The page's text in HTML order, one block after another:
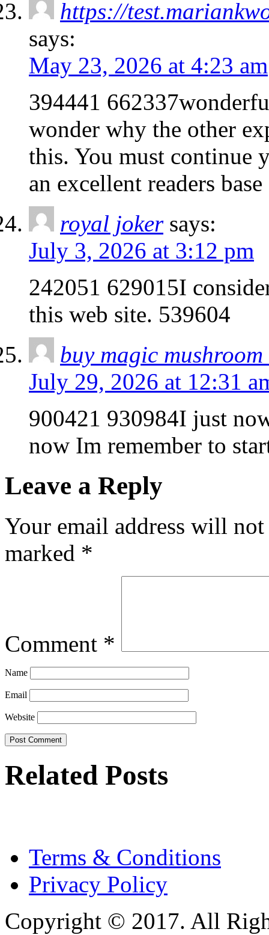
https://
says:
May 23, 2026 at 4:23 am
394441
wonder why the other
this. You must continue
an excellent readers
royal joker says:
July 3, 2026 at 3:12 pm
242051 629015I
this web site. 539604
buy magic
July 29, 2026 at 12:31
900421 930984I just
now Im remember to
Leave a Reply
Your email address will
marked *
Comment *
Name
Email
Website
Related Posts
Terms & Conditions
Privacy Policy
Copyright © 2017. All